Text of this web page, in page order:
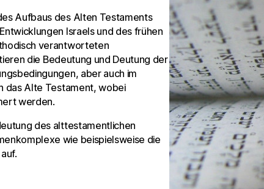
Aufbaus des Alten Testaments
Israels und des frühen
verantworteten
die Bedeutung und Deutung der
aber auch im
das Alte Testament, wobei
werden.
des alttestamentlichen
wie beispielsweise die